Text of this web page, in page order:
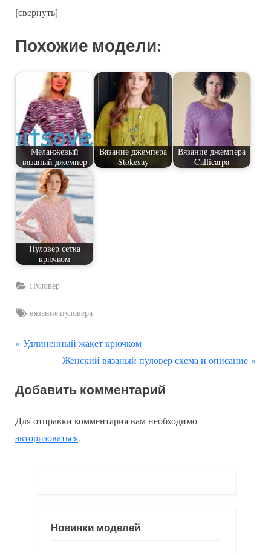
[свернуть]
Похожие модели:
Меланжевый
вязаный джемпер
Вязание джемпера
Stokesay
Вязание джемпера
Callicarpa
Пуловер сетка
крючком
Пуловер
Tags:
вязание пуловера
Навигация
записям
П
д
д
у
Удлиненный жакет крючком
С
е
у
ю
а
п
Женский вязаный пуловер схема и описание
Добавить комментарий
Для отправки комментария вам необходимо
авторизоваться.
Новинки моделей